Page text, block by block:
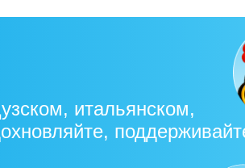
итальянском,